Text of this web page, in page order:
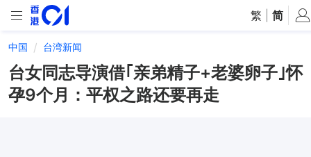
繁 简
中国 台湾新闻
台女同志导演借｢亲弟精子+老婆卵子｣怀
孕9个月：平权之路还要再走